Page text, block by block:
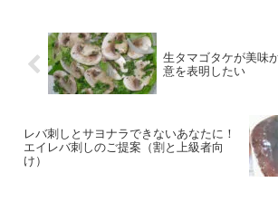
生タマゴタケが美味
意を表明したい
レバ刺しとサヨナラできないあなたに！
エイレバ刺しのご提案（割と上級者向
け）